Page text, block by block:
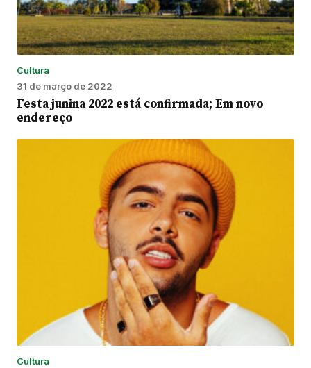
Cultura
31 de março de 2022
Festa junina 2022 está confirmada; Em novo
endereço
Cultura